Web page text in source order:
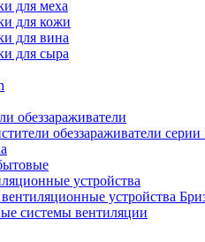
для меха
для кожи
для вина
для сыра
обеззараживатели
обеззараживатели серии
устройства
устройства
системы вентиляции